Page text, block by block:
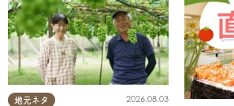
地元ネタ 2026.08.03